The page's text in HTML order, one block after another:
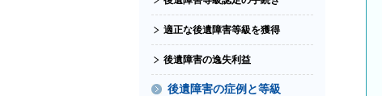
適正な後遺障害等級を獲得
後遺障害の逸失利益
後遺障害の症例と等級